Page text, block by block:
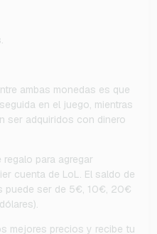
ambas monedas es que
en el juego, mientras
ser adquiridos con dinero
para agregar
cuenta de LoL. El saldo de
puede ser de 5€, 10€, 20€
mejores precios y recibe tu